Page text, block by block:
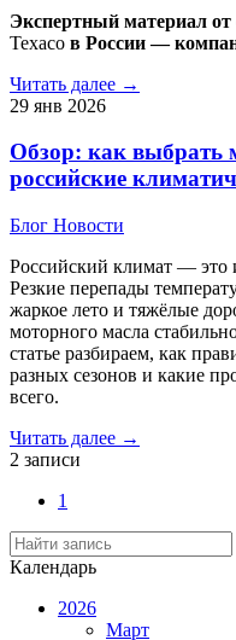
Экспертный материал от
Texaco в России —
Читать далее →
29 янв 2026
Обзор: как выбрать
российские
Блог Новости
Российский климат — это
Резкие перепады
жаркое лето и тяжёлые
моторного масла
статье разбираем, как
разных сезонов и какие
всего.
Читать далее →
2 записи
1
Календарь
2026
Март